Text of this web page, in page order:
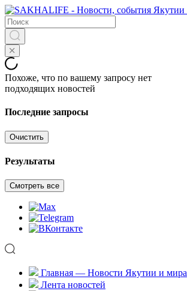
Похоже, что по вашему запросу нет
подходящих новостей
Последние запросы
Очистить
Результаты
Смотреть все
Главная — Новости Якутии и мира
Лента новостей